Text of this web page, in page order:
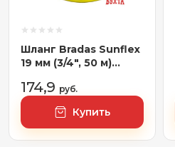
Шланг Bradas Sunflex
19 мм (3/4", 50 м)
174,9 руб.
Купить